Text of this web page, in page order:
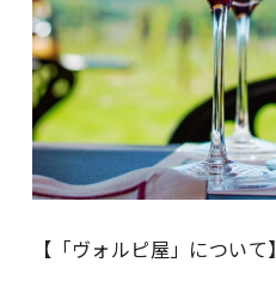
【「ヴォルピ屋」について】